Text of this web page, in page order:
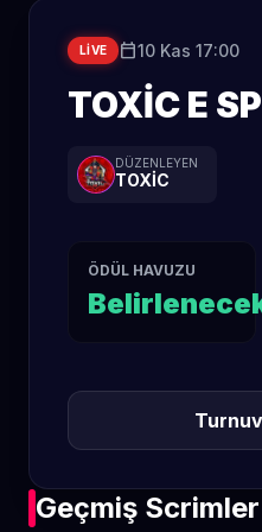
LIVE calendar_today10 Kas 17:00
TOXİC E
DÜZENLEYEN
TOXİC
ÖDÜL HAVUZU
Geçmiş Scrimler